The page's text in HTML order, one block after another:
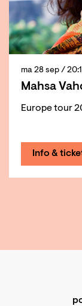
Mahsa
Europe tour
ma 28 sep /
Info &